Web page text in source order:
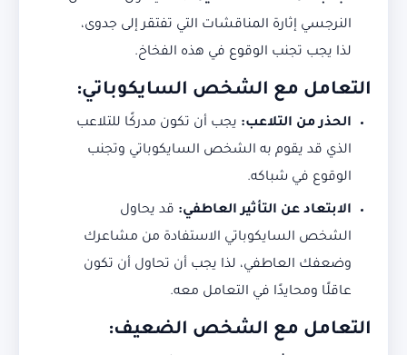
النرجسي إثارة المناقشات التي تفتقر إلى جدوى،
لذا يجب تجنب الوقوع في هذه الفخاخ.
التعامل مع الشخص السايكوباتي:
الحذر من التلاعب: يجب أن تكون مدركًا للتلاعب
الذي قد يقوم به الشخص السايكوباتي وتجنب
الوقوع في شباكه.
الابتعاد عن التأثير العاطفي: قد يحاول
الشخص السايكوباتي الاستفادة من مشاعرك
وضعفك العاطفي، لذا يجب أن تحاول أن تكون
عاقلًا ومحايدًا في التعامل معه.
التعامل مع الشخص الضعيف: